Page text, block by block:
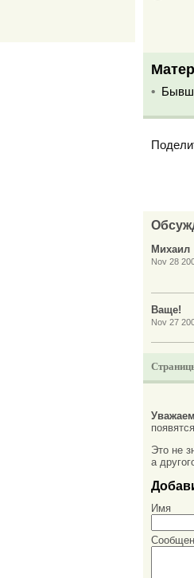
Михаил
Nov 28
Ваще!
Nov 27
Это не
а
Имя